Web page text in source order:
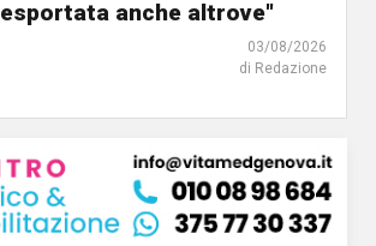
esportata anche altrove"
03/08/2026
di Redazione